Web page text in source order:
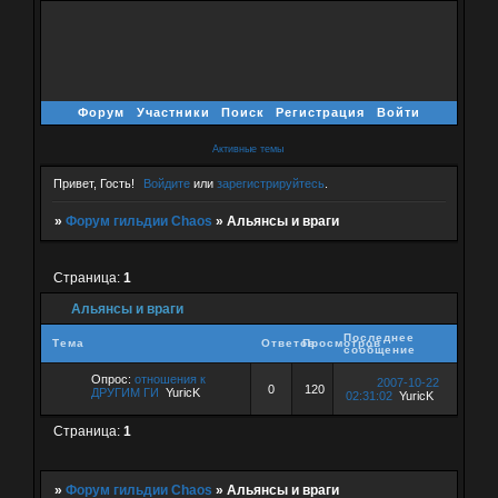
Форум Участники Поиск Регистрация Войти
Активные темы
Привет, Гость! Войдите илизарегистрируйтесь
» Форум гильдии Chaos » Альянсы и враги
Альянсы и враги
Страница: 1
Тема ОтветовПросмотров
Последнее
сообщение
Опрос: отношения к
ДРУГИМ ГИ YuricK 0 120
2007-10-22
02:31:02 YuricK
Страница: 1
» Форум гильдии Chaos » Альянсы и враги